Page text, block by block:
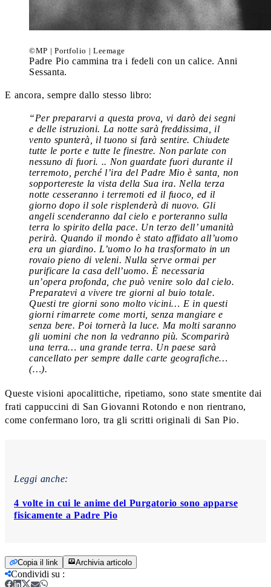
©MP | Portfolio | Leemage
Padre Pio cammina tra i fedeli con un calice. Anni
Sessanta.
E ancora, sempre dallo stesso libro:
“Per prepararvi a questa prova, vi darò dei segni
e delle istruzioni. La notte sarà freddissima, il
vento spunterà, il tuono si farà sentire. Chiudete
tutte le porte e tutte le finestre. Non parlate con
nessuno di fuori. .. Non guardate fuori durante il
terremoto, perché l’ira del Padre Mio è santa, non
sopportereste la vista della Sua ira. Nella terza
notte cesseranno i terremoti ed il fuoco, ed il
giorno dopo il sole risplenderà di nuovo. Gli
angeli scenderanno dal cielo e porteranno sulla
terra lo spirito della pace. Un terzo dell’ umanità
perirà. Quando il mondo è stato affidato all’uomo
era un giardino. L’uomo lo ha trasformato in un
rovaio pieno di veleni. Nulla serve ormai per
purificare la casa dell’uomo. È necessaria
un’opera profonda, che può venire solo dal cielo.
Preparatevi a vivere tre giorni al buio totale.
Questi tre giorni sono molto vicini… E in questi
giorni rimarrete come morti, senza mangiare e
senza bere. Poi tornerà la luce. Ma molti saranno
gli uomini che non la vedranno più. Scomparirà
una terra… una grande terra. Un paese sarà
cancellato per sempre dalle carte geografiche…
(…).
Queste visioni apocalittiche, ripetiamo, sono state smentite dai
frati cappuccini di San Giovanni Rotondo e non rientrano,
come confermano loro, tra gli scritti originali di San Pio.
Leggi anche:
4 volte in cui le anime del Purgatorio sono apparse
fisicamente a Padre Pio
Copia il link Archivia articolo
Condividi su :